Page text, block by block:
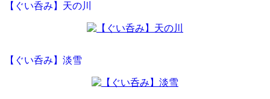
【ぐい呑み】天の川
【ぐい呑み】淡雪